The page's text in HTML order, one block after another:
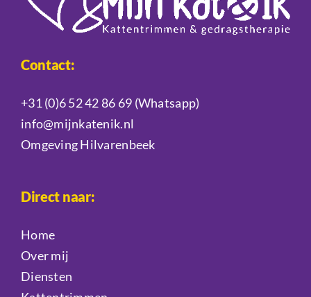
Contact:
+31 (0)6 52 42 86 69 (Whatsapp)
info@mijnkatenik.nl
Omgeving Hilvarenbeek
Direct naar:
Home
Over mij
Diensten